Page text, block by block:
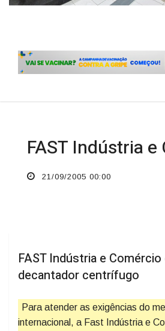
FAST Indústria
21/09/2005 00:00
FAST Indústria e
decantador centrífugo
Para atender as exigências do
internacional, a Fast Indústria e